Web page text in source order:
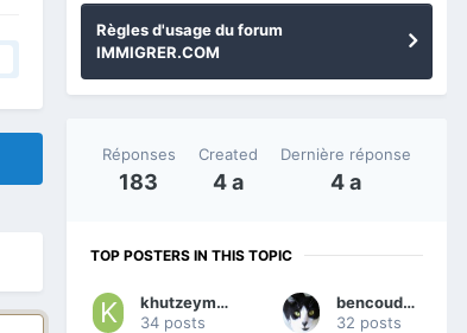
Règles d'usage du forum
IMMIGRER.COM
Réponses
183
Created
4 a
Dernière réponse
4 a
TOP POSTERS IN THIS TOPIC
khutzeymateen
34 posts
bencoudonc
32 posts